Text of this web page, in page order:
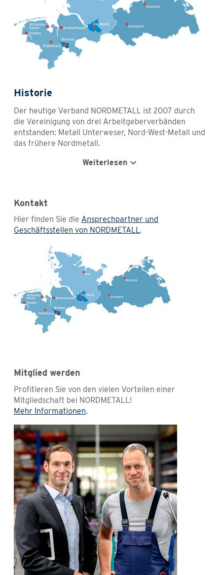
Historie
Der heutige Verband NORDMETALL ist 2007 durch
die Vereinigung von drei Arbeitgeberverbänden
entstanden: Metall Unterweser, Nord-West-Metall und
das frühere Nordmetall.
Weiterlesen
Kontakt
Hier finden Sie die Ansprechpartner und
Geschäftsstellen von NORDMETALL.
Mitglied werden
Profitieren Sie von den vielen Vorteilen einer
Mitgliedschaft bei NORDMETALL!
Mehr Informationen.